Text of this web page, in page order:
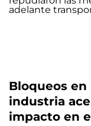
Bloqueos
industria
impacto en